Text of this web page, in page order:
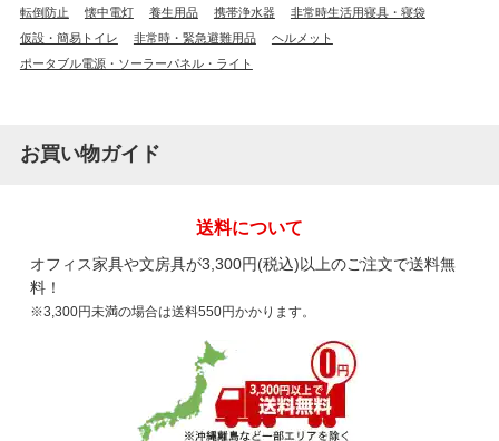
転倒防止 懐中電灯 養生用品 携帯浄水器
非常時生活用寝具・寝袋
仮設・簡易トイレ
非常時・緊急避難用品
ヘルメット
ポータブル電源・ソーラーパネル・ライト
お買い物ガイド
送料について
オフィス家具や文房具が3,300円(税込)以上のご注文で送料無
料！
※3,300円未満の場合は送料550円かかります。